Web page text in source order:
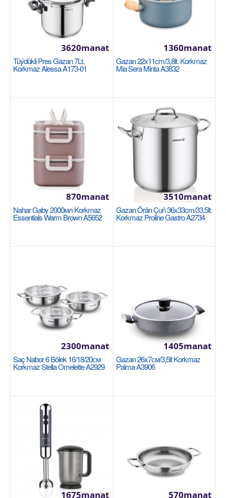
Gazan gysga 30x11cm/7,5л. Korkmaz Astra2
A2037
Размер: 30x11cm / 7,5л. Благодаря плоским
крышкам кастрюли Astra2 не занимают много
места в посудо..
2040manat
+Garşylaşdyrmaga goş
Halananlara goş
Размер: 18x11см / 2.7 л Нержавеющая сталь 18/10
Cr-Ni Подошва Super Capsule обеспечивает
равномер..
1100manat
Sebede Goş
Tüýdükli Pres Gazan 7Lt.
Korkmaz Alessa A173-01
3620manat
Gazan 22x11cm/3,8lt. Korkmaz
Mia Sera Minta A3832
1360manat
Nahar Gaby 2000мл Korkmaz
Essentials Warm Brown A5652
870manat
Gazan Örän Çuň 36x33cm/33,5lt.
Korkmaz Proline Gastro A2734
3510manat
Saç Nabor 6 Bölek 16/18/20см
Korkmaz Stella Omelette A2929
2300manat
Gazan 26x7см/3,5lt Korkmaz
Palma A3906
1405manat
1675manat 570manat